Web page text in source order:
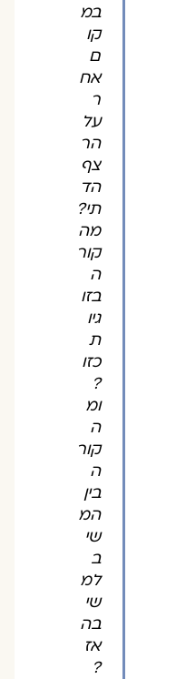
במ
קו
ם
אח
ר
על
הר
צף
הד
תי?
מה
קור
ה
בזו
גיו
ת
כזו
?
ומ
ה
קור
ה
בין
המ
שי
ב
למ
שי
בה
אז
?